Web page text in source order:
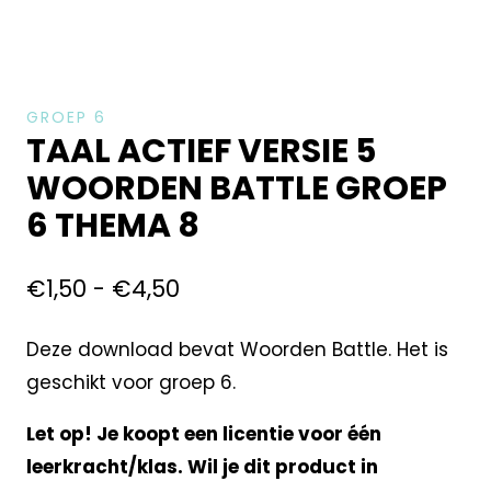
GROEP 6
TAAL ACTIEF VERSIE 5
WOORDEN BATTLE GROEP
6 THEMA 8
€1,50 - €4,50
Deze download bevat Woorden Battle. Het is
geschikt voor groep 6.
Let op! Je koopt een licentie voor één
leerkracht/klas. Wil je dit product in